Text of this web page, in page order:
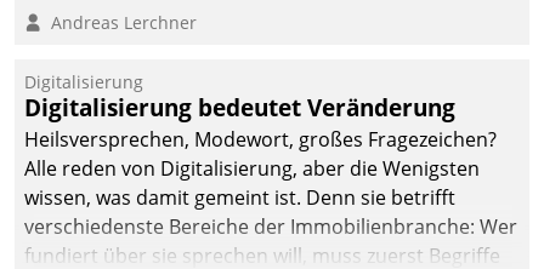
Andreas Lerchner
Digitalisierung
Digitalisierung bedeutet Veränderung
Heilsversprechen, Modewort, großes Fragezeichen?
Alle reden von Digitalisierung, aber die Wenigsten
wissen, was damit gemeint ist. Denn sie betrifft
verschiedenste Bereiche der Immobilienbranche: Wer
fundiert über sie sprechen will, muss zuerst Begriffe